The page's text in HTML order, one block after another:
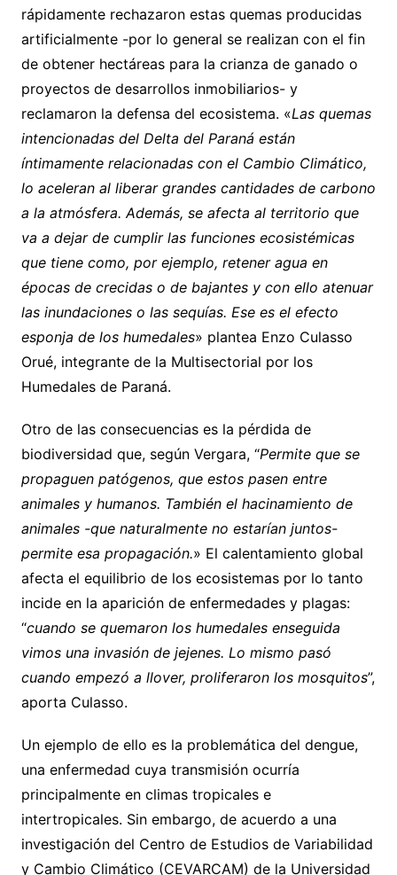
rápidamente rechazaron estas quemas producidas
artificialmente -por lo general se realizan con el fin
de obtener hectáreas para la crianza de ganado o
proyectos de desarrollos inmobiliarios- y
reclamaron la defensa del ecosistema. «Las quemas
intencionadas del Delta del Paraná están
íntimamente relacionadas con el Cambio Climático,
lo aceleran al liberar grandes cantidades de carbono
a la atmósfera. Además, se afecta al territorio que
va a dejar de cumplir las funciones ecosistémicas
que tiene como, por ejemplo, retener agua en
épocas de crecidas o de bajantes y con ello atenuar
las inundaciones o las sequías. Ese es el efecto
esponja de los humedales» plantea Enzo Culasso
Orué, integrante de la Multisectorial por los
Humedales de Paraná.
Otro de las consecuencias es la pérdida de
biodiversidad que, según Vergara, “Permite que se
propaguen patógenos, que estos pasen entre
animales y humanos. También el hacinamiento de
animales -que naturalmente no estarían juntos-
permite esa propagación.» El calentamiento global
afecta el equilibrio de los ecosistemas por lo tanto
incide en la aparición de enfermedades y plagas:
“cuando se quemaron los humedales enseguida
vimos una invasión de jejenes. Lo mismo pasó
cuando empezó a llover, proliferaron los mosquitos”,
aporta Culasso.
Un ejemplo de ello es la problemática del dengue,
una enfermedad cuya transmisión ocurría
principalmente en climas tropicales e
intertropicales. Sin embargo, de acuerdo a una
investigación del Centro de Estudios de Variabilidad
y Cambio Climático (CEVARCAM) de la Universidad